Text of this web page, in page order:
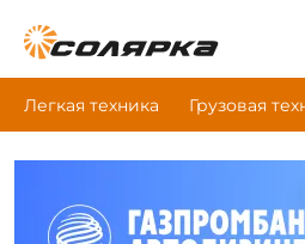
Легкая техника Грузовая
Главная
Камаз 65115-3094-50